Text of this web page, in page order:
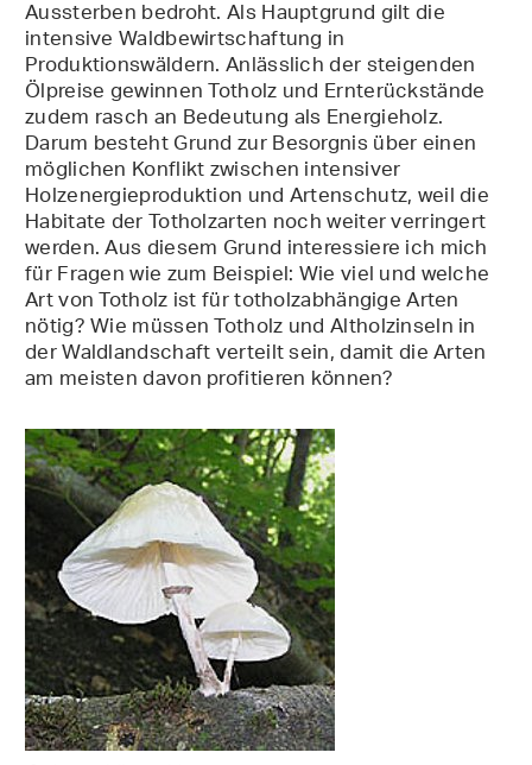
Aussterben bedroht. Als Hauptgrund gilt die
intensive Waldbewirtschaftung in
Produktionswäldern. Anlässlich der steigenden
Ölpreise gewinnen Totholz und Ernterückstände
zudem rasch an Bedeutung als Energieholz.
Darum besteht Grund zur Besorgnis über einen
möglichen Konflikt zwischen intensiver
Holzenergieproduktion und Artenschutz, weil die
Habitate der Totholzarten noch weiter verringert
werden. Aus diesem Grund interessiere ich mich
für Fragen wie zum Beispiel: Wie viel und welche
Art von Totholz ist für totholzabhängige Arten
nötig? Wie müssen Totholz und Altholzinseln in
der Waldlandschaft verteilt sein, damit die Arten
am meisten davon profitieren können?